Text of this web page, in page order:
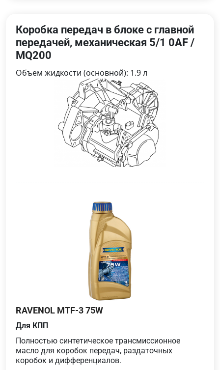
Коробка передач в блоке с главной
передачей, механическая 5/1 0AF /
MQ200
Объем жидкости (основной): 1.9 л
RAVENOL MTF-3 75W
Для КПП
Полностью синтетическое трансмиссионное
масло для коробок передач, раздаточных
коробок и дифференциалов.